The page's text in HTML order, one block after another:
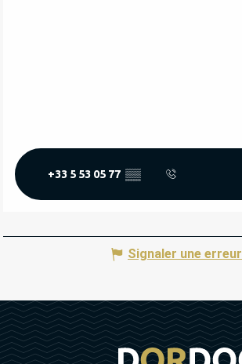
+33 5 53 05 77 ▒▒
Signaler une erreur